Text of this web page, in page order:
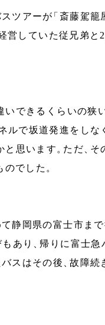
ツアーが「 斎藤駕籠
営していた従兄弟と2
いできるくらいの狭
ルで坂道発進をしな
と思います 。ただ 、そ
のでした 。
静岡県の富士市まで
あり 、帰りに富士急
スはその後 、故障続